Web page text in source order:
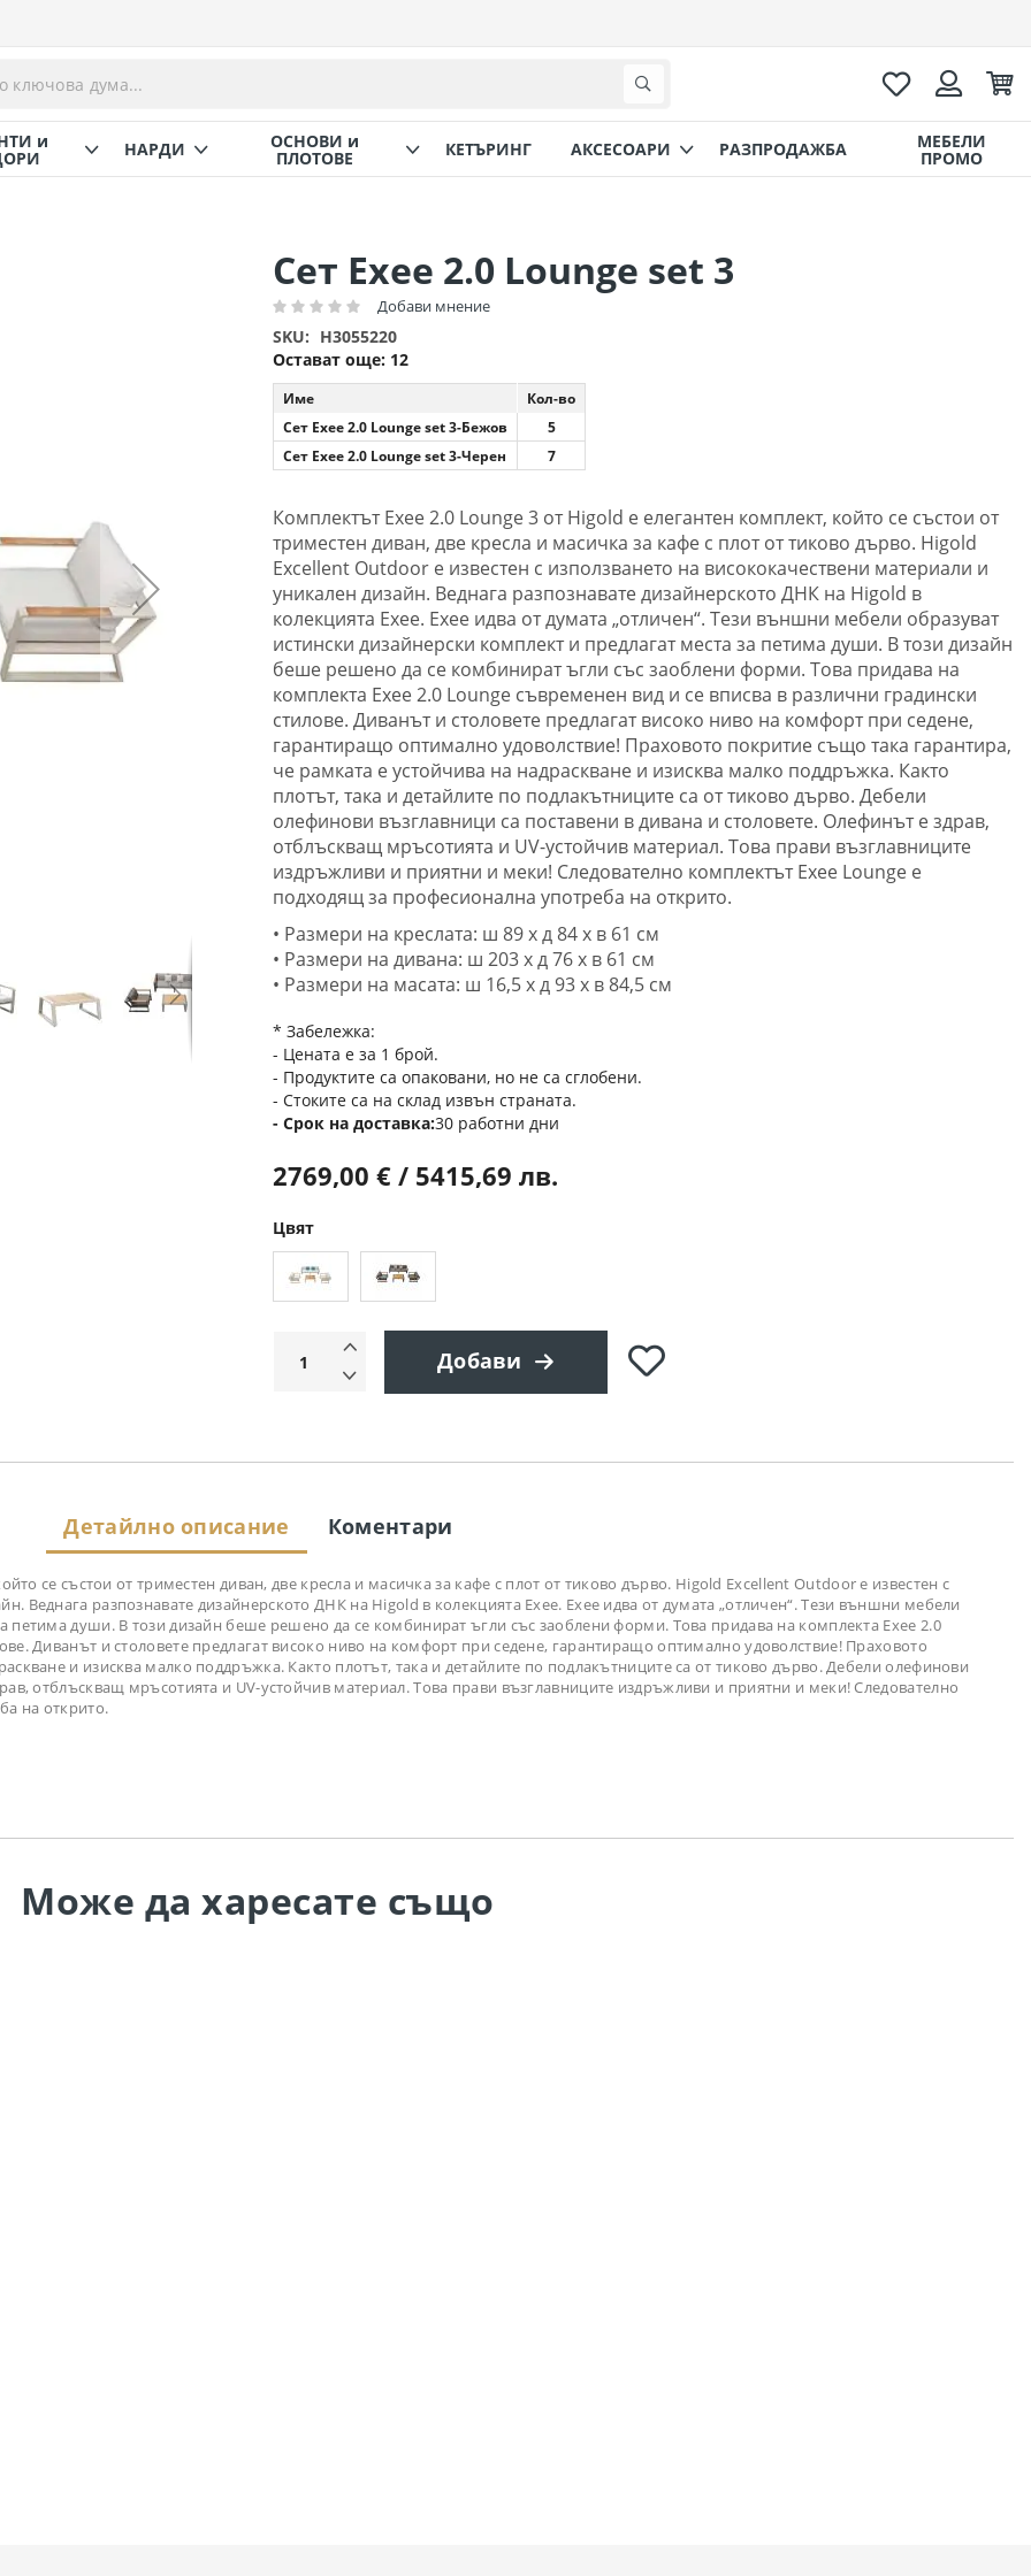
Любими
и НАРДИ ОСНОВИ и
ПЛОТОВЕ КЕТЪРИНГ AКСЕСОАРИ РАЗПРОДАЖБА МЕБЕЛИ
ПРОМО
Сет Exee 2.0 Lounge set 3
Рейтинг: Добави мнение
SKU
H3055220
Остават още: 12
Име
Кол-во
Сет Exee 2.0 Lounge set 3-Бежов
5
Сет Exee 2.0 Lounge set 3-Черен
7
Комплектът Exee 2.0 Lounge 3 от Higold е елегантен комплект, който се състои от
триместен диван, две кресла и масичка за кафе с плот от тиково дърво. Higold
Excellent Outdoor е известен с използването на висококачествени материали и
уникален дизайн. Веднага разпознавате дизайнерското ДНК на Higold в
колекцията Exee. Exee идва от думата „отличен“. Тези външни мебели образуват
истински дизайнерски комплект и предлагат места за петима души. В този дизайн
беше решено да се комбинират ъгли със заоблени форми. Това придава на
комплекта Exee 2.0 Lounge съвременен вид и се вписва в различни градински
стилове. Диванът и столовете предлагат високо ниво на комфорт при седене,
гарантиращо оптимално удоволствие! Праховото покритие също така гарантира,
че рамката е устойчива на надраскване и изисква малко поддръжка. Както
плотът, така и детайлите по подлакътниците са от тиково дърво. Дебели
олефинови възглавници са поставени в дивана и столовете. Олефинът е здрав,
отблъскващ мръсотията и UV-устойчив материал. Това прави възглавниците
издръжливи и приятни и меки! Следователно комплектът Exee Lounge е
подходящ за професионална употреба на открито.
• Размери на креслата: ш 89 х д 84 х в 61 см
• Размери на дивана: ш 203 х д 76 х в 61 см
• Размери на масата: ш 16,5 х д 93 х в 84,5 см
* Забележка:
- Цената е за 1 брой.
- Продуктите са опаковани, но не са сглобени.
- Стоките са на склад извън страната.
Срок на доставка 30 работни дни
2769,00 € / 5415,69 лв.
Цвят
Добави
Детайлно описание
се състои от триместен диван, две кресла и масичка за кафе с плот от тиково дърво. Higold Excellent Outdoor е известен с
Веднага разпознавате дизайнерското ДНК на Higold в колекцията Exee. Exee идва от думата „отличен“. Тези външни мебели
петима души. В този дизайн беше решено да се комбинират ъгли със заоблени форми. Това придава на комплекта Exee 2.0
Диванът и столовете предлагат високо ниво на комфорт при седене, гарантиращо оптимално удоволствие! Праховото
и изисква малко поддръжка. Както плотът, така и детайлите по подлакътниците са от тиково дърво. Дебели олефинови
отблъскващ мръсотията и UV-устойчив материал. Това прави възглавниците издръжливи и приятни и меки! Следователно
на открито.
Коментари
Може да харесате също